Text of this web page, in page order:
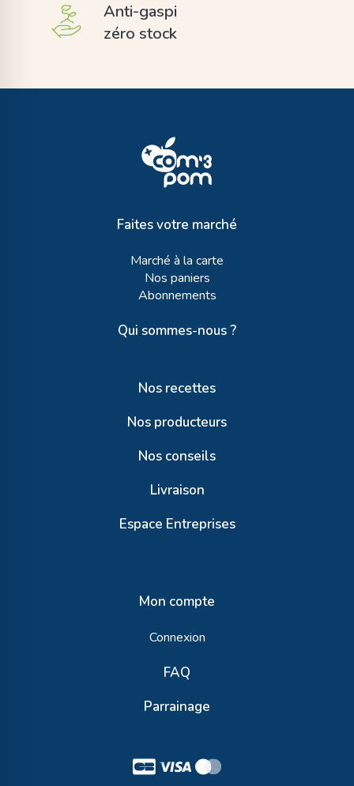
Anti-gaspi
zéro stock
Faites votre marché
Marché à la carte
Nos paniers
Abonnements
Qui sommes-nous ?
Nos recettes
Nos producteurs
Nos conseils
Livraison
Espace Entreprises
Mon compte
Connexion
FAQ
Parrainage